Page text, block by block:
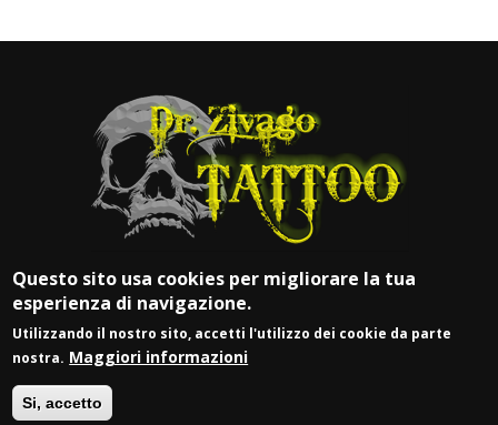
Questo sito usa cookies per migliorare la tua
esperienza di navigazione.
Utilizzando il nostro sito, accetti l'utilizzo dei cookie da parte
nostra. Maggiori informazioni
Si, accetto